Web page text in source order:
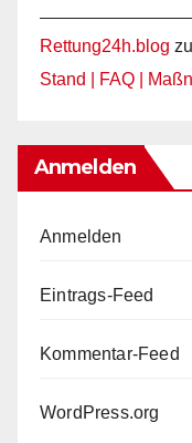
Rettung24h.blog zu
Stand | FAQ |
Anmelden
Anmelden
Eintrags-Feed
Kommentar-Feed
WordPress.org